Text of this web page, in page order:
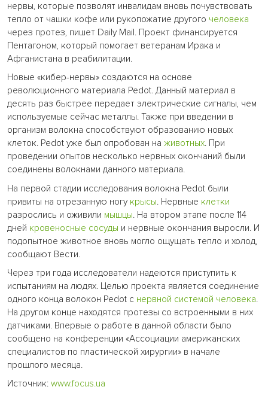
нервы, которые позволят инвалидам вновь почувствовать
тепло от чашки кофе или рукопожатие другого человека
через протез, пишет Daily Mail. Проект финансируется
Пентагоном, который помогает ветеранам Ирака и
Афганистана в реабилитации.
Новые «кибер-нервы» создаются на основе
революционного материала Pedot. Данный материал в
десять раз быстрее передает электрические сигналы, чем
используемые сейчас металлы. Также при введении в
организм волокна способствуют образованию новых
клеток. Pedot уже был опробован на животных. При
проведении опытов несколько нервных окончаний были
соединены волокнами данного материала.
На первой стадии исследования волокна Pedot были
привиты на отрезанную ногу крысы. Нервные клетки
разрослись и оживили мышцы. На втором этапе после 114
дней кровеносные сосуды и нервные окончания выросли. И
подопытное животное вновь могло ощущать тепло и холод,
сообщают Вести.
Через три года исследователи надеются приступить к
испытаниям на людях. Целью проекта является соединение
одного конца волокон Pedot с нервной системой человека.
На другом конце находятся протезы со встроенными в них
датчиками. Впервые о работе в данной области было
сообщено на конференции «Ассоциации американских
специалистов по пластической хирургии» в начале
прошлого месяца.
Источник: www.focus.ua